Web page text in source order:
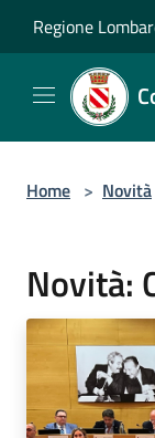
Regione
Home > Novità
Novità: